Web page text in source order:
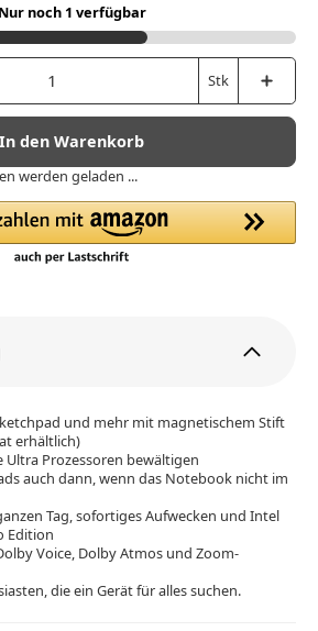
Nur noch 1 verfügbar
Stk
In den Warenkorb
werden geladen ...
und mehr mit magnetischem Stift
erhältlich)
Ultra Prozessoren bewältigen
auch dann, wenn das Notebook nicht im
Tag, sofortiges Aufwecken und Intel
Edition
Voice, Dolby Atmos und Zoom-
die ein Gerät für alles suchen.